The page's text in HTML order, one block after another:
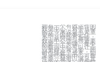
拥有一个有效运作的
数据中心，对于当今
的企业来说是至关重
要的，因此要记住，
为了获得高可靠性，
数据中心选址很重要
的第一个步骤。集中
的数据中心可以让企
业更好运营业务，同
时也降低了成本，如
果这些数据中心可靠
性高，就可以满足其